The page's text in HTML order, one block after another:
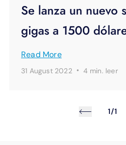
Se lanza un nuevo
gigas a 1500
Read More
31 August 2022 · 4 min. leer
1/1